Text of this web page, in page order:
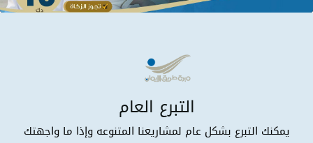
التبرع العا
يمكنك التبرع بشكل عام لمشاريعنا المتنوعه وإذا ما واجهتك